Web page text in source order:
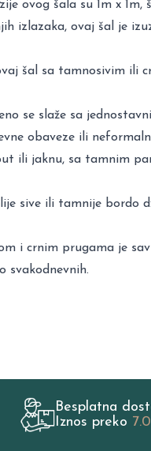
ovog šala su 1m x
izlazaka, ovaj šal je
šal sa tamnosivim ili
se slaže sa
obaveze ili
ili jaknu, sa tamnim
sive ili tamnije bordo
i crnim prugama je
svakodnevnih.
Besplatna
Iznos preko